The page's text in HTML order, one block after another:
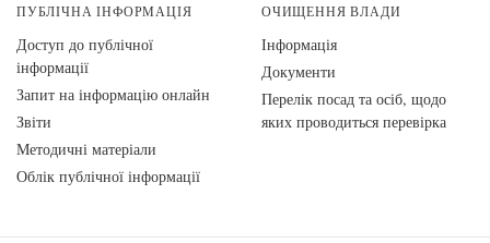
ПУБЛІЧНА ІНФОРМАЦІЯ
Доступ до публічної
інформації
Запит на інформацію онлайн
Звіти
Методичні матеріали
Облік публічної інформації
ОЧИЩЕННЯ ВЛАДИ
Інформація
Документи
Перелік посад та осіб, щодо
яких проводиться перевірка